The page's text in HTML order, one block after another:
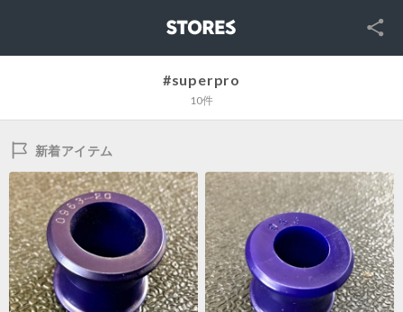
SNS
#superpro
10件
新着アイテム